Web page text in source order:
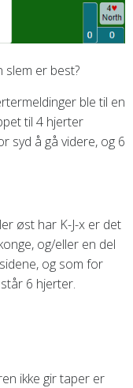
slem er best?
ble til en
til 4 hjerter
syd å gå videre, og 6
øst har K-J-x er det
og/eller en del
og som for
6 hjerter.
ikke gir taper er